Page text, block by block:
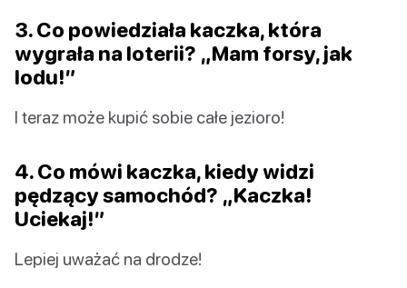
3. Co powiedziała kaczka, która
wygrała na loterii? „Mam forsy, jak
lodu!”
I teraz może kupić sobie całe jezioro!
4. Co mówi kaczka, kiedy widzi
pędzący samochód? „Kaczka!
Uciekaj!”
Lepiej uważać na drodze!